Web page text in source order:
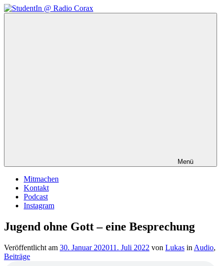
Zum
Inhalt
Menü
Mitmachen
Kontakt
Podcast
Instagram
Jugend ohne Gott – eine Besprechung
Veröffentlicht am 30. Januar 202011. Juli 2022 von Lukas in Audio,
Beiträge